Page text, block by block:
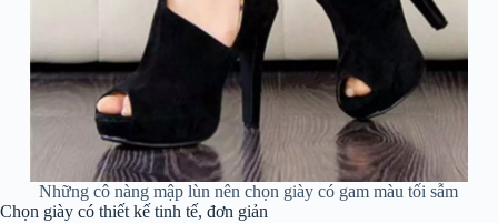
Những cô nàng mập lùn nên chọn giày có gam màu tối sẫm
Chọn giày có thiết kế tinh tế, đơn giản